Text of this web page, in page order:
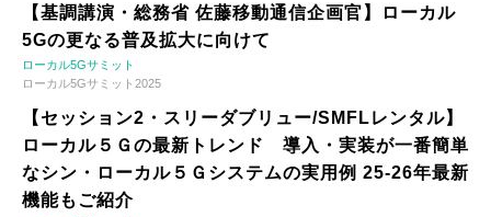
【基調講演・総務省 佐藤移動通信企画官】ローカル
5Gの更なる普及拡大に向けて
ローカル5Gサミット
ローカル5Gサミット2025
【セッション2・スリーダブリュー/SMFLレンタル】
ローカル５Ｇの最新トレンド 導入・実装が一番簡単
なシン・ローカル５Ｇシステムの実用例 25-26年最新
機能もご紹介